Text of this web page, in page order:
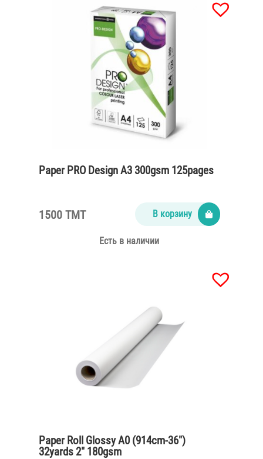
Paper PRO Design A3 300gsm 125pages
1500 TMT В корзину
Есть в наличии
Paper Roll Glossy A0 (914cm-36″)
32yards 2″ 180gsm